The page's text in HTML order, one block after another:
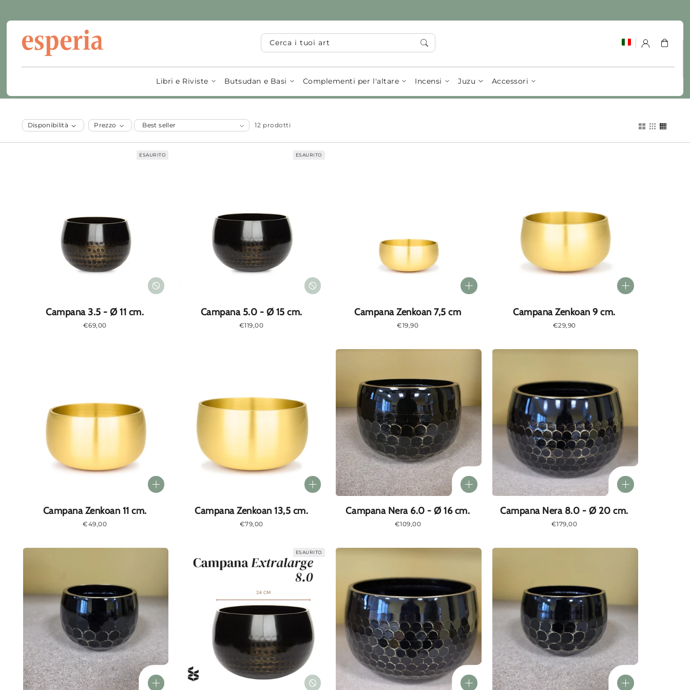
Cerca i tuoi articoli...
Libri e Riviste Butsudan e Basi Complementi per l'altare Incensi Juzu Accessori
Carrello
C
o
l
l
Campana
Disponibilità Prezzo 12 prodotti
ESAURITO
Campana 3.5 - Ø 11 cm.
Prezzo
€69,00
ESAURITO
Campana 5.0 - Ø 15 cm.
Prezzo
€119,00
Campana Zenkoan 7,5 cm
Prezzo
€19,90
Campana Zenkoan 9 cm.
Prezzo
€29,90
Campana Zenkoan 11 cm.
Prezzo
€49,00
Campana Zenkoan 13,5 cm.
Prezzo
€79,00
Campana Nera 6.0 - Ø 16 cm.
Prezzo
€109,00
Campana Nera 8.0 - Ø 20 cm.
Prezzo
€179,00
ESAURITO